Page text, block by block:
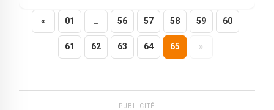
« 01 … 56 57 58 59 60
61 62 63 64 65 »
PUBLICITÉ